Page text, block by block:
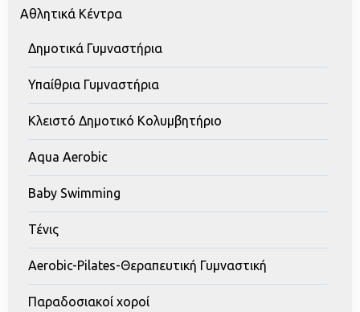
Αθλητικά Κέντρα
Δημοτικά Γυμναστήρια
Υπαίθρια Γυμναστήρια
Κλειστό Δημοτικό Κολυμβητήριο
Aqua Aerobic
Baby Swimming
Τένις
Aerobic-Pilates-Θεραπευτική Γυμναστική
Παραδοσιακοί χοροί